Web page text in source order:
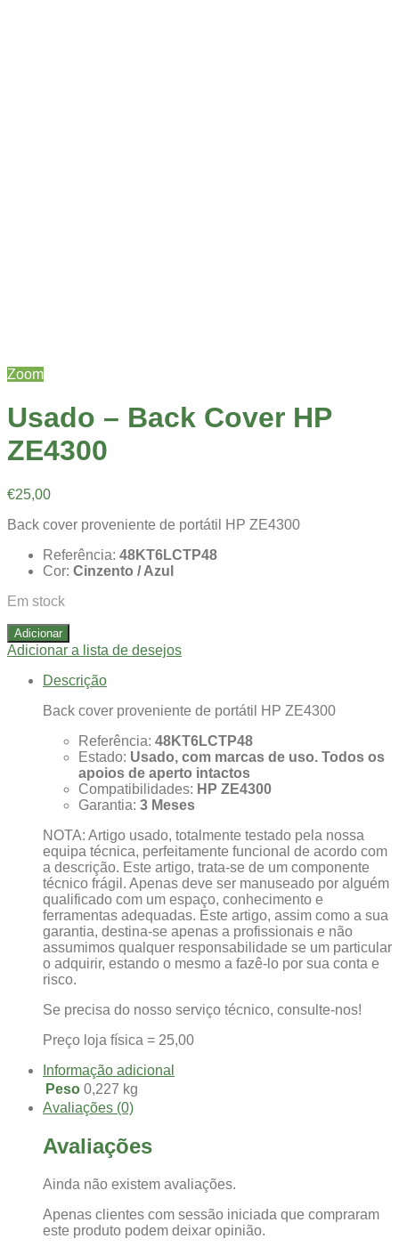
Zoom
Usado – Back Cover HP
ZE4300
€25,00
Back cover proveniente de portátil HP ZE4300
Referência: 48KT6LCTP48
Cor: Cinzento / Azul
Em stock
Adicionar
Adicionar a lista de desejos
Descrição
Back cover proveniente de portátil HP ZE4300
Referência: 48KT6LCTP48
Estado: Usado, com marcas de uso. Todos os
apoios de aperto intactos
Compatibilidades: HP ZE4300
Garantia: 3 Meses
NOTA: Artigo usado, totalmente testado pela nossa
equipa técnica, perfeitamente funcional de acordo com
a descrição. Este artigo, trata-se de um componente
técnico frágil. Apenas deve ser manuseado por alguém
qualificado com um espaço, conhecimento e
ferramentas adequadas. Este artigo, assim como a sua
garantia, destina-se apenas a profissionais e não
assumimos qualquer responsabilidade se um particular
o adquirir, estando o mesmo a fazê-lo por sua conta e
risco.
Se precisa do nosso serviço técnico, consulte-nos!
Preço loja física = 25,00
Informação adicional
Peso 0,227 kg
Avaliações (0)
Avaliações
Ainda não existem avaliações.
Apenas clientes com sessão iniciada que compraram
este produto podem deixar opinião.